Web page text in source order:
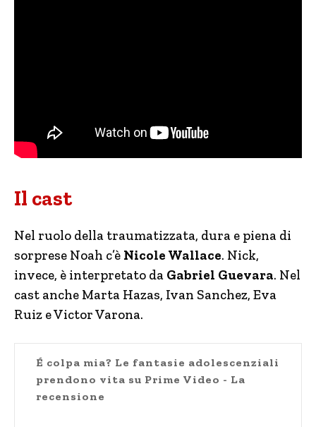
Il cast
Nel ruolo della traumatizzata, dura e piena di
sorprese Noah c’è Nicole Wallace. Nick,
invece, è interpretato da Gabriel Guevara. Nel
cast anche Marta Hazas, Ivan Sanchez, Eva
Ruiz e Victor Varona.
É colpa mia? Le fantasie adolescenziali
prendono vita su Prime Video - La
recensione